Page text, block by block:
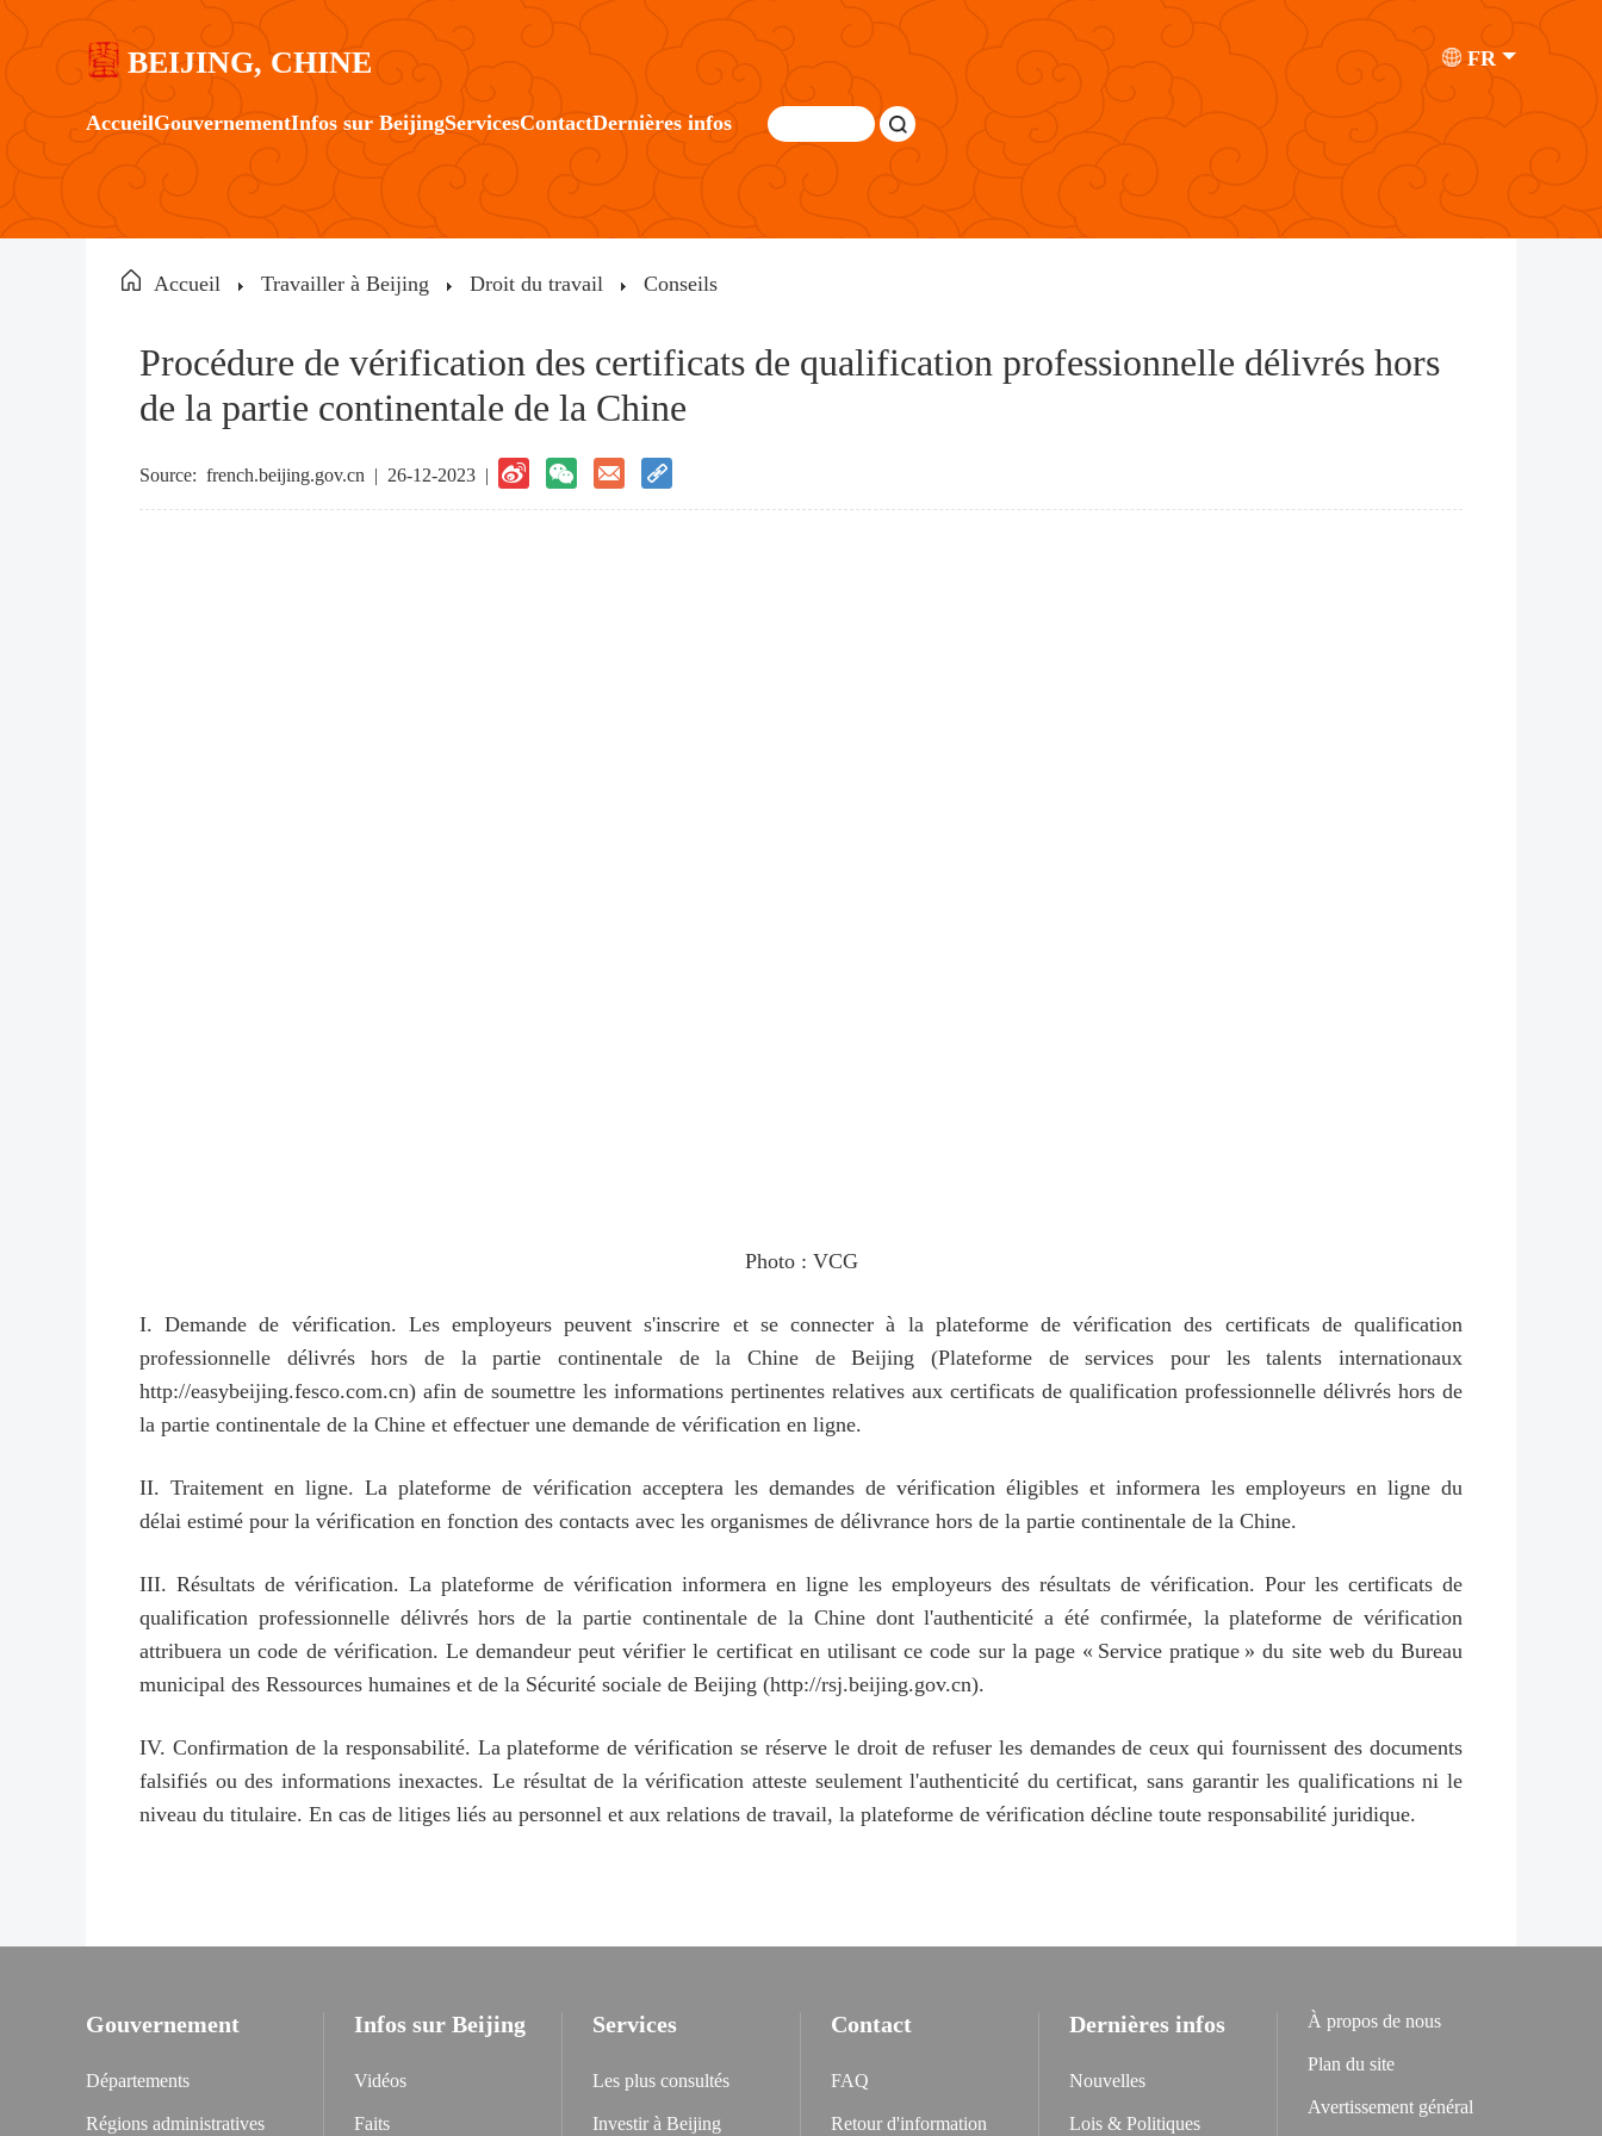
BEIJING, CHINE FR
AccueilGouvernementInfos sur BeijingServicesContactDernières infos
Accueil Travailler à Beijing Droit du travail Conseils
Procédure de vérification des certificats de qualification professionnelle délivrés hors
de la partie continentale de la Chine
Source: french.beijing.gov.cn | 26-12-2023 |
Photo : VCG
I. Demande de vérification. Les employeurs peuvent s'inscrire et se connecter à la plateforme de vérification des certificats de qualification
professionnelle délivrés hors de la partie continentale de la Chine de Beijing (Plateforme de services pour les talents internationaux
http://easybeijing.fesco.com.cn) afin de soumettre les informations pertinentes relatives aux certificats de qualification professionnelle délivrés hors de
la partie continentale de la Chine et effectuer une demande de vérification en ligne.
II. Traitement en ligne. La plateforme de vérification acceptera les demandes de vérification éligibles et informera les employeurs en ligne du
délai estimé pour la vérification en fonction des contacts avec les organismes de délivrance hors de la partie continentale de la Chine.
III. Résultats de vérification. La plateforme de vérification informera en ligne les employeurs des résultats de vérification. Pour les certificats de
qualification professionnelle délivrés hors de la partie continentale de la Chine dont l'authenticité a été confirmée, la plateforme de vérification
attribuera un code de vérification. Le demandeur peut vérifier le certificat en utilisant ce code sur la page « Service pratique » du site web du Bureau
municipal des Ressources humaines et de la Sécurité sociale de Beijing (http://rsj.beijing.gov.cn).
IV. Confirmation de la responsabilité. La plateforme de vérification se réserve le droit de refuser les demandes de ceux qui fournissent des documents
falsifiés ou des informations inexactes. Le résultat de la vérification atteste seulement l'authenticité du certificat, sans garantir les qualifications ni le
niveau du titulaire. En cas de litiges liés au personnel et aux relations de travail, la plateforme de vérification décline toute responsabilité juridique.
Gouvernement
Départements
Régions administratives
Infos sur Beijing
Vidéos
Faits
Services
Les plus consultés
Investir à Beijing
Contact
FAQ
Retour d'information
Dernières infos
Nouvelles
Lois & Politiques
À propos de nous
Plan du site
Avertissement général